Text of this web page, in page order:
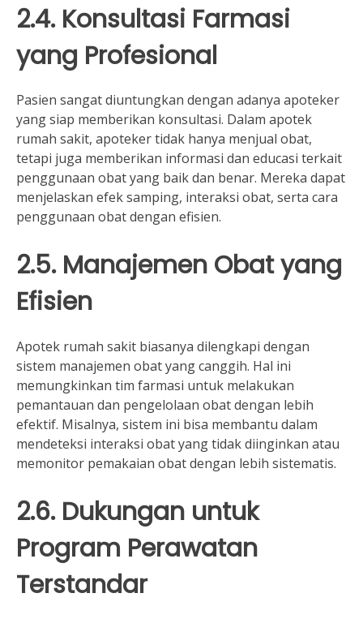
2.4. Konsultasi Farmasi
yang Profesional
Pasien sangat diuntungkan dengan adanya apoteker
yang siap memberikan konsultasi. Dalam apotek
rumah sakit, apoteker tidak hanya menjual obat,
tetapi juga memberikan informasi dan educasi terkait
penggunaan obat yang baik dan benar. Mereka dapat
menjelaskan efek samping, interaksi obat, serta cara
penggunaan obat dengan efisien.
2.5. Manajemen Obat yang
Efisien
Apotek rumah sakit biasanya dilengkapi dengan
sistem manajemen obat yang canggih. Hal ini
memungkinkan tim farmasi untuk melakukan
pemantauan dan pengelolaan obat dengan lebih
efektif. Misalnya, sistem ini bisa membantu dalam
mendeteksi interaksi obat yang tidak diinginkan atau
memonitor pemakaian obat dengan lebih sistematis.
2.6. Dukungan untuk
Program Perawatan
Terstandar